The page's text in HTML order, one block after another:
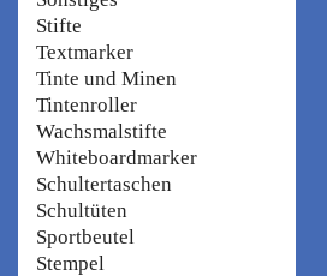
Stifte
Textmarker
Tinte und Minen
Tintenroller
Wachsmalstifte
Whiteboardmarker
Schultertaschen
Schultüten
Sportbeutel
Stempel